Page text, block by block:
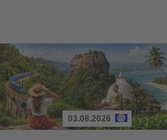
03.08.2026